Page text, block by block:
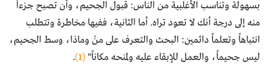
بسهولة وتناسب الأغلبية من الناس: قبول الجحيم، وأن تصبح جزءاً
منه إلى درجة أنك لا تعود تراه. أما الثانية، ففيها مخاطرة وتتطلب
انتباهاً وتعلماً دائمين: البحث والتعرف على منْ وماذا، وسط الجحيم،
ليس جحيماً، والعمل للإبقاء عليه ولمنحه مكاناً" (1)
.